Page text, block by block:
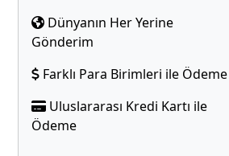
Dünyanın Her Yerine
Gönderim
Farklı Para Birimleri ile Ödeme
Uluslararası Kredi Kartı ile
Ödeme